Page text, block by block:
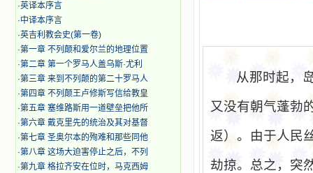
·英译本序言
·中译本序言
·英吉利教会史(第一卷)
·第一章 不列颠和爱尔兰的地理位置
·第二章 第一个罗马人盖乌斯·尤利
·第三章 来到不列颠的第二十罗马人
·第四章 不列颠王卢修斯写信给教皇
·第五章 塞维路斯用一道壁垒把他所
·第六章 戴克里先的统治及其对基督
·第七章 圣奥尔本的殉难和那些同他
·第八章 这场大迫害停止之后，不列
·第九章 格拉齐安在位时，马克西姆
从那时起，
又没有朝气蓬勃
返）。由于人民
劫掠。总之，突